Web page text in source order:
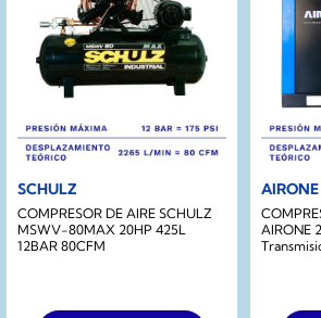
SCHULZ
COMPRESOR DE AIRE SCHULZ
MSWV-80MAX 20HP 425L
12BAR 80CFM
AIRONE
AIRONE